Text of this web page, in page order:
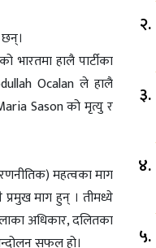
हालै पार्टीका
Ocalan ले हालै
Sason को मृत्यु र
महत्वका माग
प्रमुख माग हुन् । तीमध्ये
अधिकार, दलितका
सफल हो।